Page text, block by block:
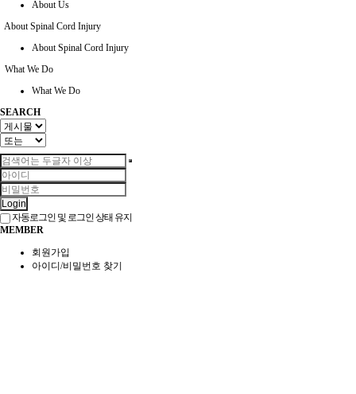
About Us
About Spinal Cord Injury
About Spinal Cord Injury
What We Do
What We Do
SEARCH
Login
자동로그인 및 로그인 상태 유지
MEMBER
회원가입
아이디/비밀번호 찾기